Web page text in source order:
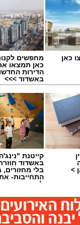
הבחירות לכנסת
הוגן ושוויוני,
העיר.
מחפשים
כאן תמצאו
הדירות
באשדוד >>>
>
קייטנת
באשדוד
בלי מחזורים,
התחייבות-
לכמה ואיזה